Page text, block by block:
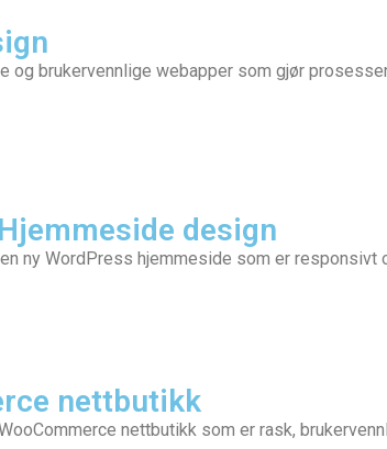
og brukervennlige webapper som gjør
design
ny WordPress hjemmeside som er responsivt
nettbutikk
nettbutikk som er rask,